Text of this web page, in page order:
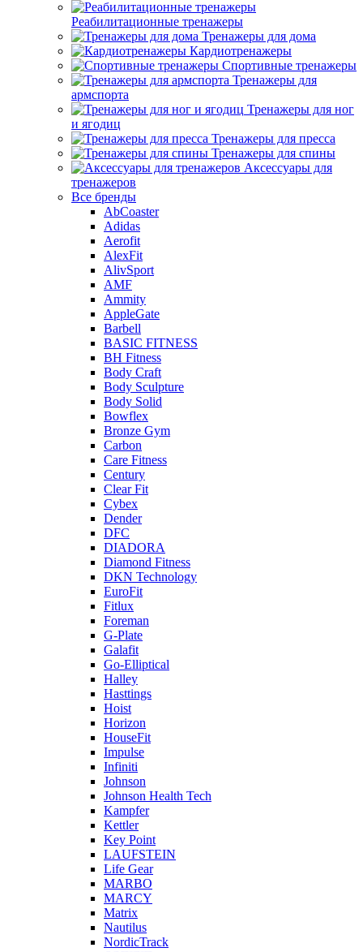
Реабилитационные тренажеры
Тренажеры для дома
Кардиотренажеры
Спортивные тренажеры
Тренажеры для
армспорта
Тренажеры для ног
и ягодиц
Тренажеры для пресса
Тренажеры для спины
Аксессуары для
тренажеров
Все бренды
AbCoaster
Adidas
Aerofit
AlexFit
AlivSport
AMF
Ammity
AppleGate
Barbell
BASIC FITNESS
BH Fitness
Body Craft
Body Sculpture
Body Solid
Bowflex
Bronze Gym
Carbon
Care Fitness
Century
Clear Fit
Cybex
Dender
DFC
DIADORA
Diamond Fitness
DKN Technology
EuroFit
Fitlux
Foreman
G-Plate
Galafit
Go-Elliptical
Halley
Hasttings
Hoist
Horizon
HouseFit
Impulse
Infiniti
Johnson
Johnson Health Tech
Kampfer
Kettler
Key Point
LAUFSTEIN
Life Gear
MARBO
MARCY
Matrix
Nautilus
NordicTrack